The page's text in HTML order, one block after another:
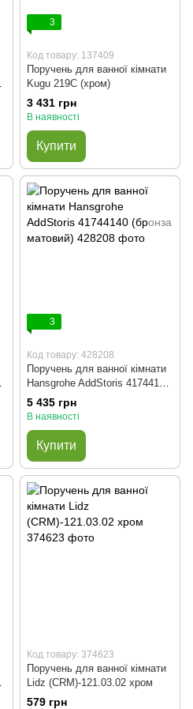
3
Код товару: 137409
Поручень для ванної кімнати
Kugu 219C (хром)
3 431 грн
В наявності
Купити
3
Код товару: 428208
Поручень для ванної кімнати
Hansgrohe AddStoris 41744140
(бронза матовий)
5 435 грн
В наявності
Купити
Код товару: 374623
Поручень для ванної кімнати
Lidz (CRM)-121.03.02 хром
579 грн